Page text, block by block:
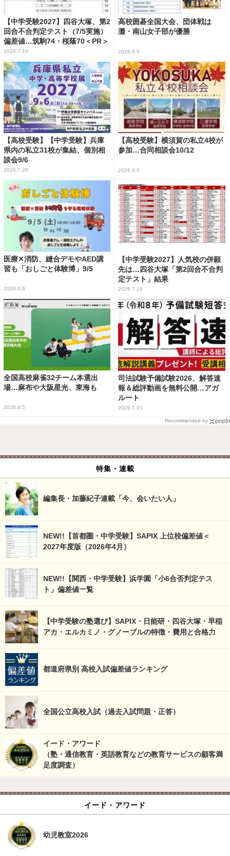
【中学受験2027】四谷大塚、第2
回合不合判定テスト（7/5実施）
偏差値…筑駒74・桜蔭70＜PR＞
2026.7.10
高校囲碁全国大会、団体戦は
灘・南山女子部が優勝
2026.8.5
【高校受験】【中学受験】兵庫
県内の私立31校が集結、個別相
談会9/6
2026.7.28
【高校受験】横須賀の私立4校が
参加…合同相談会10/12
2026.8.5
医療✕消防、縫合デモやAED講
習も「おしごと体験博」9/5
2026.8.6
【中学受験2027】人気校の併願
先は…四谷大塚「第2回合不合判
定テスト」結果
2026.7.16
全国高校麻雀32チーム本選出
場…麻布や大阪星光、東海も
2026.8.5
司法試験予備試験2026、解答速
報＆総評動画を無料公開…アガ
ルート
2026.7.21
Recommended by
特集・連載
編集長・加藤紀子連載「今、会いたい人」
NEW!!【首都圏・中学受験】SAPIX 上位校偏差値＜
2027年度版（2026年4月）
NEW!!【関西・中学受験】浜学園「小6合否判定テス
ト」偏差値一覧
【中学受験の塾選び】SAPIX・日能研・四谷大塚・早稲
アカ・エルカミノ・グノーブルの特徴・費用と合格力
都道府県別 高校入試偏差値ランキング
全国公立高校入試（過去入試問題・正答）
イード・アワード
（塾・通信教育・英語教育などの教育サービスの顧客満
足度調査）
イード・アワード
幼児教室2026